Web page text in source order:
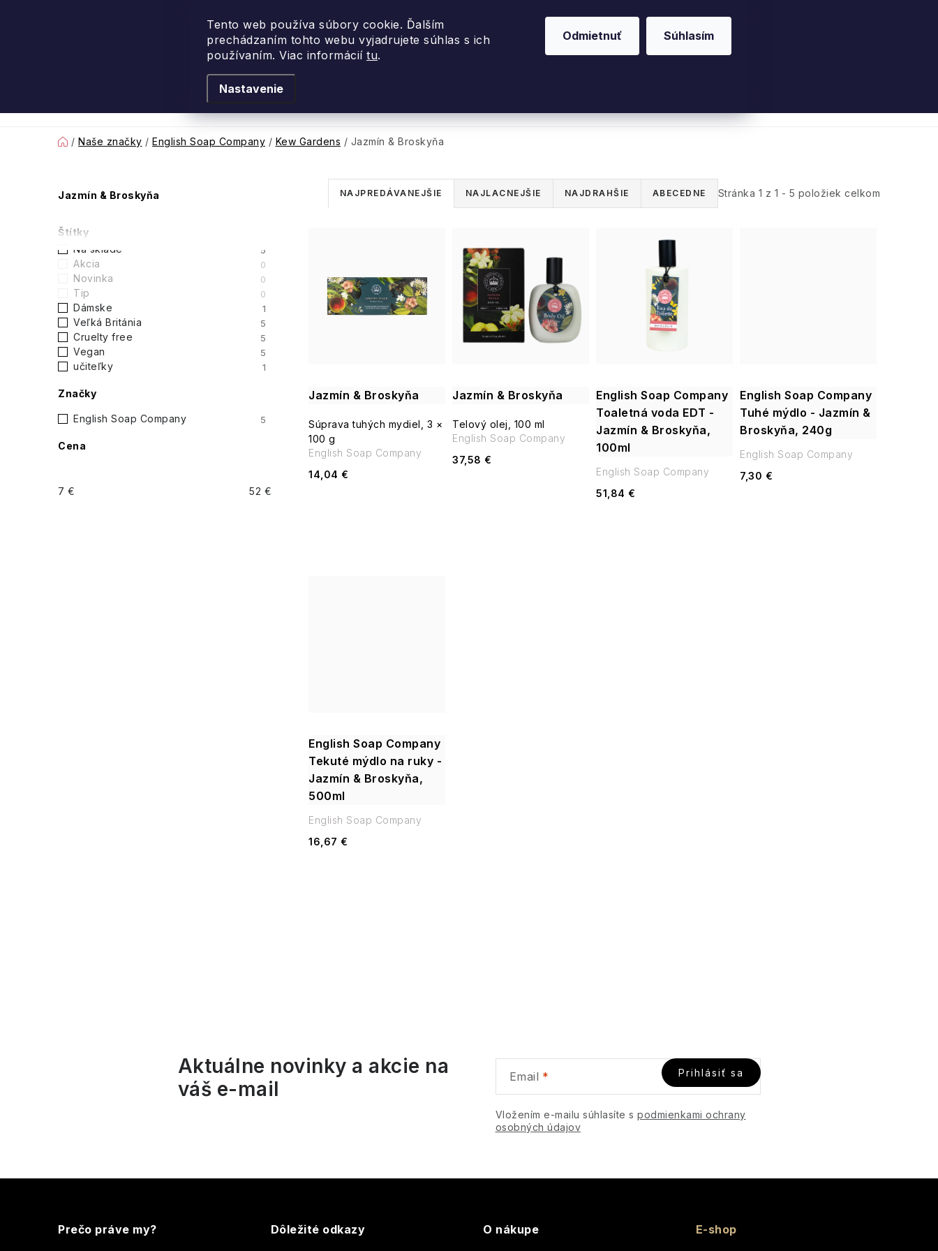
Tento web používa súbory cookie. Ďalším
prechádzaním tohto webu vyjadrujete súhlas s ich
používaním. Viac informácií tu.
Nastavenie
Odmietnuť Súhlasím
Podľa vône
Domov
/ Naše značky / English Soap Company / Kew Gardens / Jazmín & Broskyňa
B
o
č
ý
p
a
n
e
l
Jazmín & Broskyňa
Štítky
Na sklade
5
Akcia 0
Novinka 0
Tip 0
Dámske 1
Veľká Británia 5
Cruelty free 5
Vegan 5
učiteľky 1
Značky
English Soap Company 5
Cena
7 € 52 €
Stránka 1 z 1 - 5 položiek celkom
R
e
n
p
r
o
d
NAJPREDÁVANEJŠIE NAJLACNEJŠIE NAJDRAHŠIE ABECEDNE
p
r
o
d
Jazmín & Broskyňa
Súprava tuhých mydiel, 3 ×
100 g
14,04 €
English Soap Company
Jazmín & Broskyňa
Telový olej, 100 ml
37,58 €
English Soap Company
English Soap Company
Toaletná voda EDT -
Jazmín & Broskyňa,
100ml
51,84 €
English Soap Company
English Soap Company
Tuhé mýdlo - Jazmín &
Broskyňa, 240g
7,30 €
English Soap Company
English Soap Company
Tekuté mýdlo na ruky -
Jazmín & Broskyňa,
500ml
16,67 €
English Soap Company
d
p
v
Aktuálne novinky a akcie na
váš e-mail
Email
Vložením e-mailu súhlasíte s podmienkami ochrany
osobných údajov
Prihlásiť sa
Prečo práve my? Dôležité odkazy O nákupe E-shop